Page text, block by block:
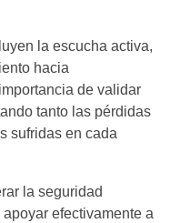
la escucha activa,
hacia
de validar
tanto las pérdidas
sufridas en cada
la seguridad
efectivamente a